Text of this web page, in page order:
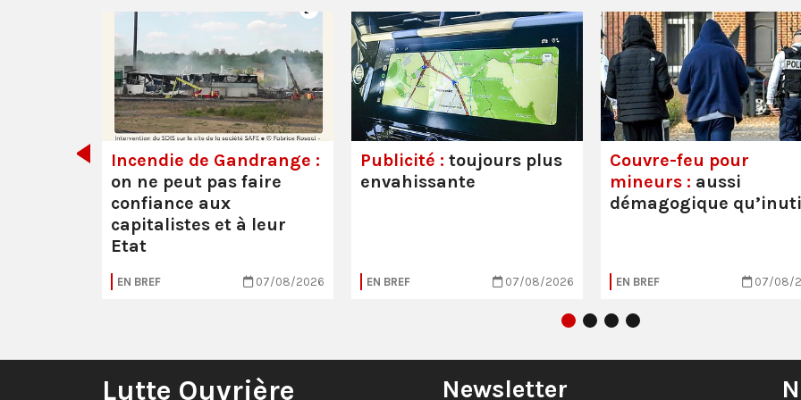
Incendie de Gandrange :
on ne peut pas faire
confiance aux
capitalistes et à leur
Etat
EN BREF 07/08/2026
Publicité : toujours plus
envahissante
EN BREF 07/08/2026
Couvre-feu pour
mineurs : aussi
démagogique
EN BREF 07/08/
Lutte Ouvrière Newsletter